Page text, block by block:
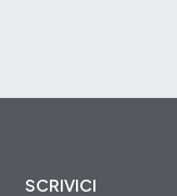
SCRIVICI